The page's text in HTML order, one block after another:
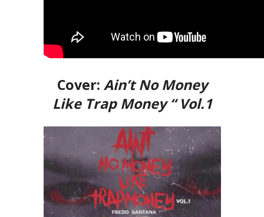
Cover: Ain’t No Money
Like Trap Money “ Vol.1